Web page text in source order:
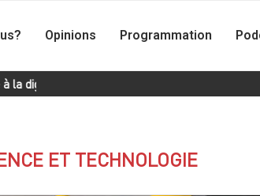
des Cubains
Opinions Programmation
ET TECHNOLOGIE